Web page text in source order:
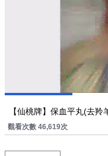
【仙桃牌】保血平丸(去羚
觀看次數 46,619次